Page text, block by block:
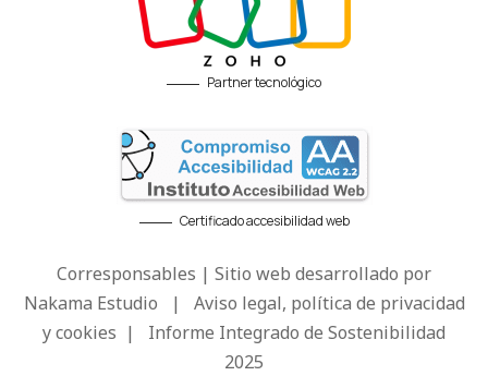
Partner tecnológico
Certificado accesibilidad web
Corresponsables | Sitio web desarrollado por
Nakama Estudio | Aviso legal, política de privacidad
y cookies | Informe Integrado de Sostenibilidad
2025